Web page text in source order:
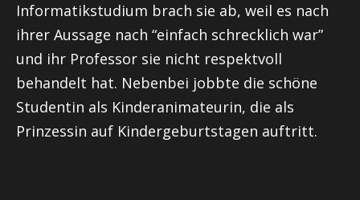
Informatikstudium brach sie ab, weil es nach
ihrer Aussage nach “einfach schrecklich war”
und ihr Professor sie nicht respektvoll
behandelt hat. Nebenbei jobbte die schöne
Studentin als Kinderanimateurin, die als
Prinzessin auf Kindergeburtstagen auftritt.